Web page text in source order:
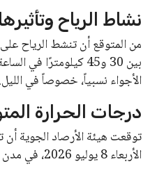
نشاط الرياح وتأثيرها
من المتوقع أن تنشط الرياح
بين 30 و45 كيلومترًا
الأجواء نسبياً، خصوصاً في الليل.
درجات الحرارة
توقعت هيئة الأرصاد الجوية
الأربعاء 8 يوليو 2026، في مدن ومحافظات الجمهورية كما يلي: